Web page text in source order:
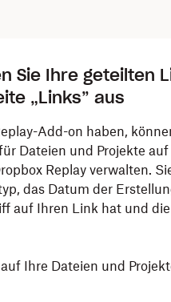
Sie Ihre geteilten
„Links” aus
Add-on haben,
Dateien und Projekte
Replay verwalten.
das Datum der
auf Ihren Link hat und
Ihre Dateien und